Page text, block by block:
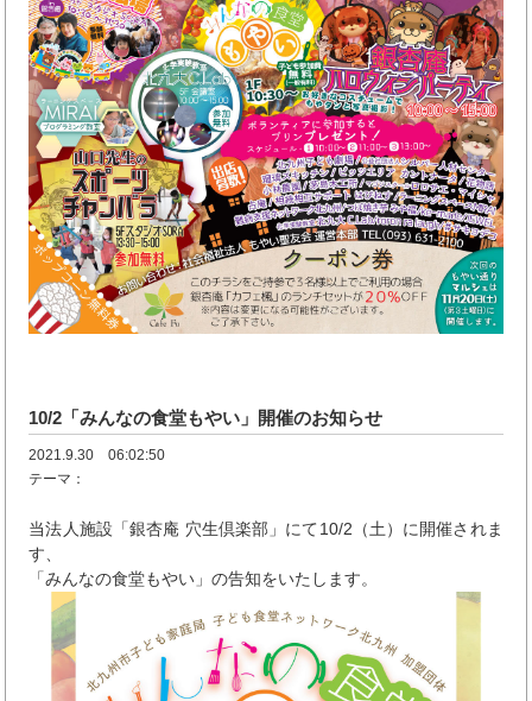
10/2「みんなの食堂もやい」開催のお知らせ
2021.9.30 06:02:50
テーマ：
当法人施設「銀杏庵 穴生倶楽部」にて10/2（土）に開催されま
す、
「みんなの食堂もやい」の告知をいたします。